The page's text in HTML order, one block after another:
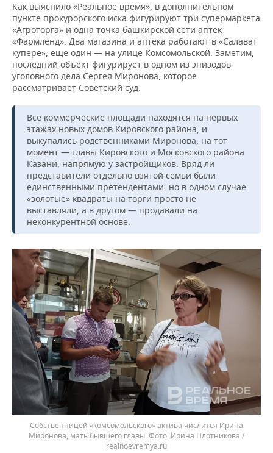
Как выяснило «Реальное время», в дополнительном
пункте прокурорского иска фигурируют три супермаркета
«Агроторга» и одна точка башкирской сети аптек
«Фармленд». Два магазина и аптека работают в «Салават
купере», еще один — на улице Комсомольской. Заметим,
последний объект фигурирует в одном из эпизодов
уголовного дела Сергея Миронова, которое
рассматривает Советский суд.
Все коммерческие площади находятся на первых
этажах новых домов Кировского района, и
выкупались родственниками Миронова, на тот
момент — главы Кировского и Московского района
Казани, напрямую у застройщиков. Вряд ли
представители отдельно взятой семьи были
единственными претендентами, но в одном случае
«золотые» квадраты на торги просто не
выставляли, а в другом — продавали на
неконкурентной основе.
Собственницей «комсомольского» актива числится Ирина
Миронова, мать бывшего главы.
Ирина Плотникова /
realnoevremya.ru